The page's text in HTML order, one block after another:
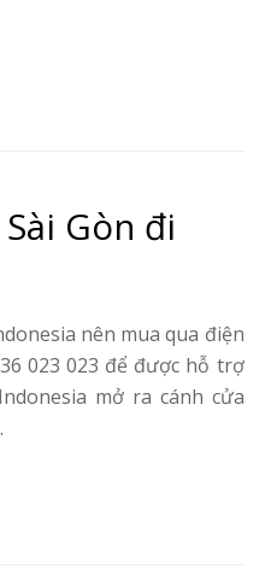
Gòn đi
nên mua qua điện
023 023 để được hỗ trợ
mở ra cánh cửa